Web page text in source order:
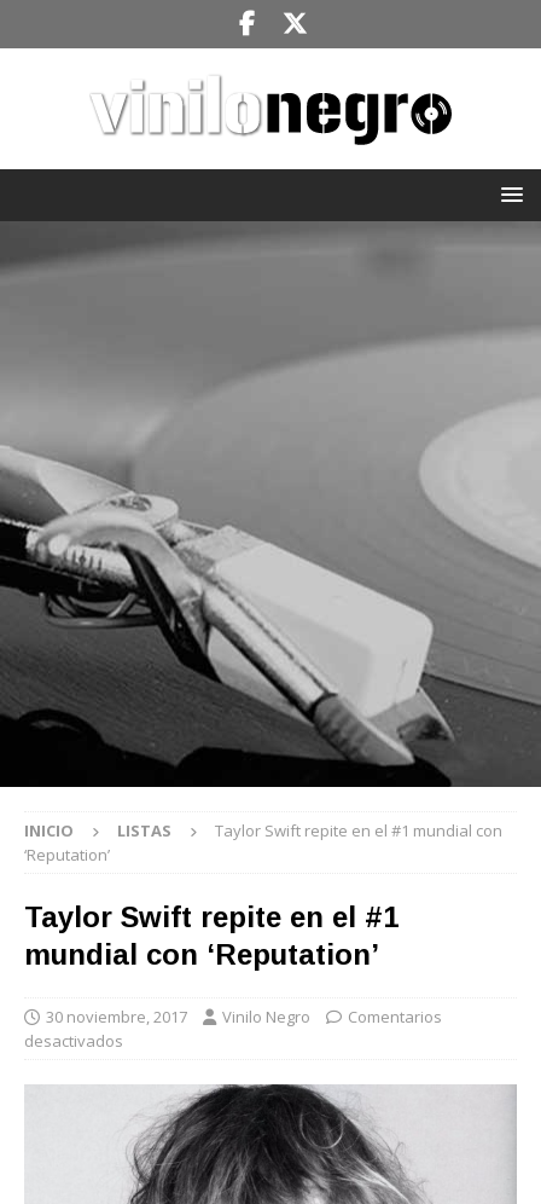
INICIO LISTAS
Taylor Swift repite en el #1 mundial con
‘Reputation’
Taylor Swift repite en el #1
mundial con ‘Reputation’
30 noviembre, 2017 Vinilo Negro
Comentarios
desactivados